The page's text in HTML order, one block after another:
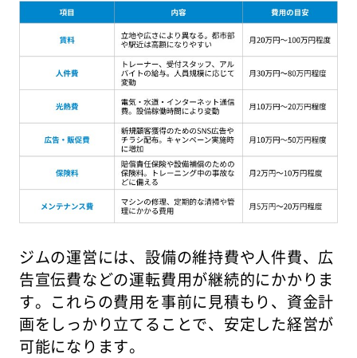
ジムの運営には、設備の維持費や人件費、広
告宣伝費などの運転費用が継続的にかかりま
す。これらの費用を事前に見積もり、資金計
画をしっかり立てることで、安定した経営が
可能になります。